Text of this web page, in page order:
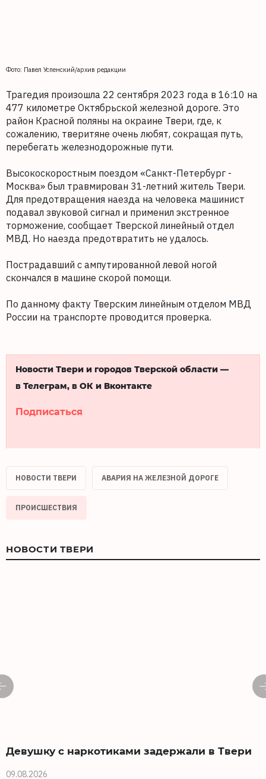
Фото: Павел Успенский/архив редакции
Трагедия произошла 22 сентября 2023 года в 16:10 на
477 километре Октябрьской железной дороге. Это
район Красной поляны на окраине Твери, где, к
сожалению, тверитяне очень любят, сокращая путь,
перебегать железнодорожные пути.
Высокоскоростным поездом «Санкт-Петербург -
Москва» был травмирован 31-летний житель Твери.
Для предотвращения наезда на человека машинист
подавал звуковой сигнал и применил экстренное
торможение, сообщает Тверской линейный отдел
МВД. Но наезда предотвратить не удалось.
Пострадавший с ампутированной левой ногой
скончался в машине скорой помощи.
По данному факту Тверским линейным отделом МВД
России на транспорте проводится проверка.
Новости Твери и городов Тверской области —
в Телеграм, в ОК и Вконтакте
Подписаться
НОВОСТИ ТВЕРИ АВАРИЯ НА ЖЕЛЕЗНОЙ ДОРОГЕ
ПРОИСШЕСТВИЯ
НОВОСТИ ТВЕРИ
Девушку с наркотиками задержали в Твери
09.08.2026